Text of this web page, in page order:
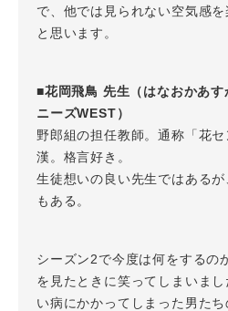
で、他では見られない空気感
と思います。
■花岡飛鳥 先生（はなおかあ
ニーズWEST）
野郎組の担任教師。通称「花
漢。格言好き。
生徒想いの良い先生ではある
もある。
シーズン2で今度は何をするの
を見たときに笑ってしまいま
い病にかかってしまった男た